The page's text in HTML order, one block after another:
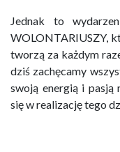
Jednak to
WOLONTARIUSZY,
tworzą za każdym
dziś zachęcamy
swoją energią i pasją
się w realizację tego